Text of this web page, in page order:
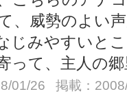
、威勢のよい
じみやすいと
って、主人の
01/26 掲載：